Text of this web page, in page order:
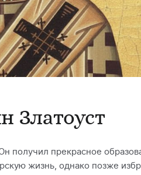
Златоуст
получил прекрасное
жизнь, однако позже